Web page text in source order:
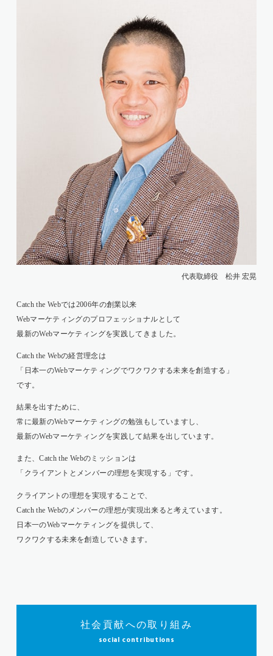
代表取締役 松井 宏晃
Catch the Webでは2006年の創業以来
Webマーケティングのプロフェッショナルとして
最新のWebマーケティングを実践してきました。
Catch the Webの経営理念は
「日本一のWebマーケティングでワクワクする未来を創造する」
です。
結果を出すために、
常に最新のWebマーケティングの勉強もしていますし、
最新のWebマーケティングを実践して結果を出しています。
また、Catch the Webのミッションは
「クライアントとメンバーの理想を実現する」です。
クライアントの理想を実現することで、
Catch the Webのメンバーの理想が実現出来ると考えています。
日本一のWebマーケティングを提供して、
ワクワクする未来を創造していきます。
社会貢献への取り組み
social contributions